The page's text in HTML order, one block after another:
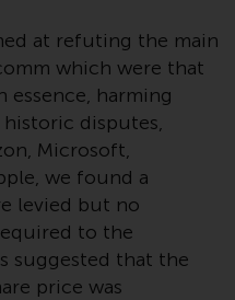
Sie im
Fonds, der
855-RWC-
oder indem
us/en/
Bitte
Sie
at refuting the main
which were that
essence, harming
disputes,
Microsoft,
we found a
levied but no
to the
suggested that the
price was